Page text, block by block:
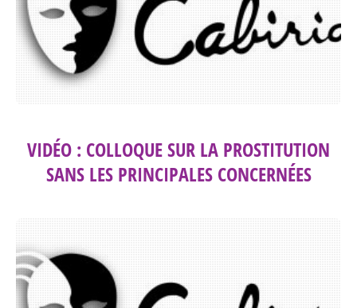
VIDÉO : COLLOQUE SUR LA PROSTITUTION
SANS LES PRINCIPALES CONCERNÉES